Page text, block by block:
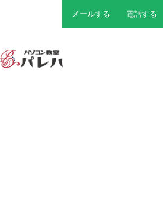
メールする 電話する